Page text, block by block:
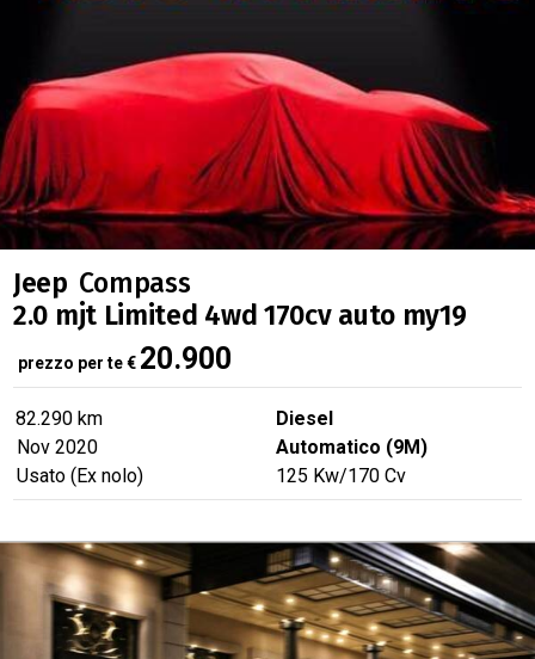
Jeep Compass
2.0 mjt Limited 4wd 170cv auto my19
prezzo per te€ 20.900
82.290 km
Diesel
Nov 2020
Automatico (9M)
Usato (Ex nolo)
125 Kw/170 Cv